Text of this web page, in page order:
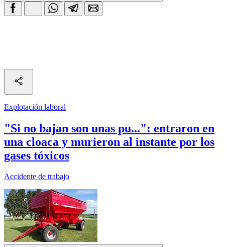
Explotación laboral
"Si no bajan son unas pu...": entraron en
una cloaca y murieron al instante por los
gases tóxicos
Accidente de trabajo